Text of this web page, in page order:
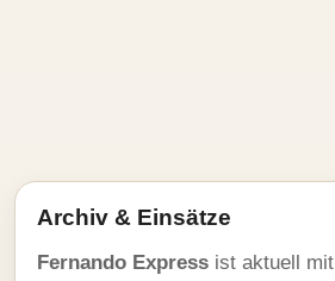
Archiv & Einsätze
Fernando Express ist aktuell mit